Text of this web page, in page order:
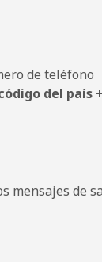
de teléfono
del país +
mensajes de